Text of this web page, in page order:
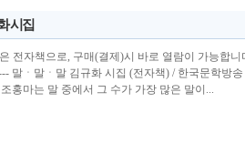
시집
전자책으로, 구매(결제)시 바로 열람이 가능합
말ㆍ말ㆍ말 김규화 시집 (전자책) / 한국문학방
홍마는 말 중에서 그 수가 가장 많은 말이...